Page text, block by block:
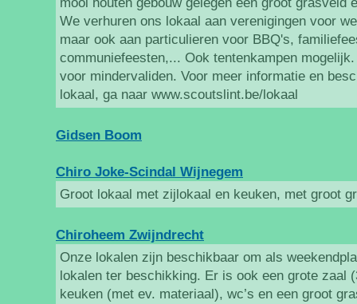
We verhuren ons lokaal aan verenigingen voor
maar ook aan particulieren voor BBQ's,
communiefeesten,... Ook tentenkampen
voor mindervaliden. Voor meer informatie en
lokaal, ga naar www.scoutslint.be/lokaal
Gidsen Boom
Chiro Joke-Scindal Wijnegem
Groot lokaal met zijlokaal en keuken, met groot
Chiroheem Zwijndrecht
Onze lokalen zijn beschikbaar om als
lokalen ter beschikking. Er is ook een grote zaal
keuken (met ev. materiaal), wc’s en een groot